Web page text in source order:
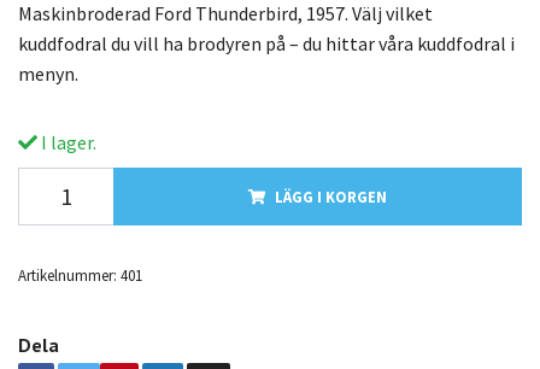
Maskinbroderad Ford Thunderbird, 1957. Välj vilket
kuddfodral du vill ha brodyren på – du hittar våra kuddfodral i
menyn.
I lager.
LÄGG I KORGEN
Artikelnummer: 401
Dela